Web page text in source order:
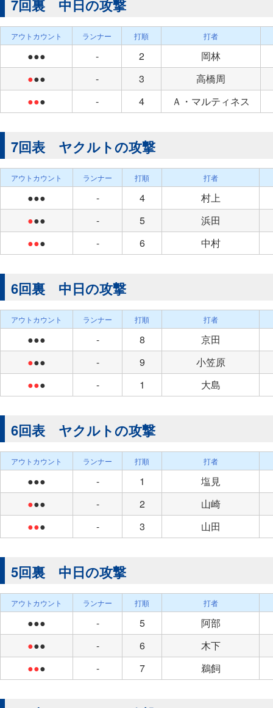
7回裏 中日の攻撃
アウトカウント ランナー 打順 打者
●●● - 2
岡林
●●● - 3
高橋周
●●● - 4 Ａ・マルティネス
7回表 ヤクルトの攻撃
アウトカウント ランナー 打順 打者
●●● - 4
村上
●●● - 5
浜田
●●● - 6 中村
6回裏 中日の攻撃
アウトカウント ランナー 打順 打者
●●● - 8
京田
●●● - 9
小笠原
●●● - 1 大島
6回表 ヤクルトの攻撃
アウトカウント ランナー 打順 打者
●●● - 1
塩見
●●● - 2
山崎
●●● - 3 山田
5回裏 中日の攻撃
アウトカウント ランナー 打順 打者
●●● - 5
阿部
●●● - 6
木下
●●● - 7 鵜飼